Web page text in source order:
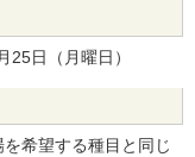
日（月曜日）
希望する種目と同じ